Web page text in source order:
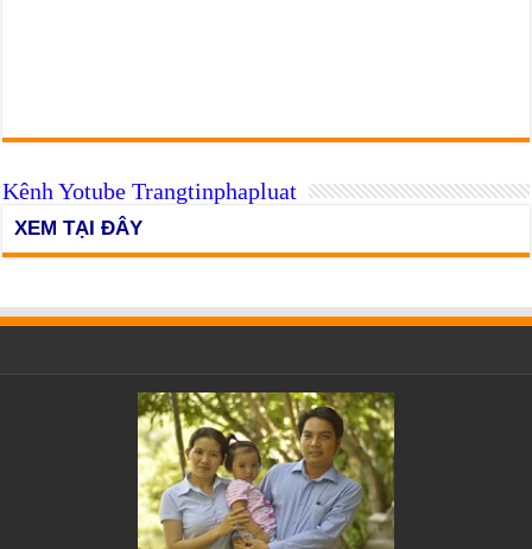
Kênh Yotube Trangtinphapluat
XEM TẠI ĐÂY